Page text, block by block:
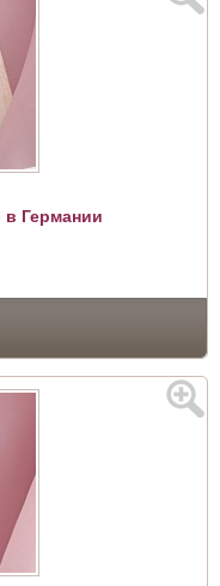
в Германии